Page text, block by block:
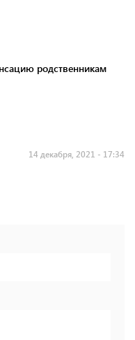
родственникам
14 декабря, 2021 - 17:34